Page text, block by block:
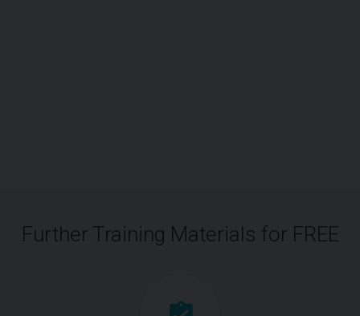
Further Training Materials for FREE